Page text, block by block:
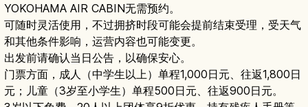
YOKOHAMA AIR CABIN无需预约。
可随时灵活使用，不过拥挤时段可能会提前结束受理，受天气
和其他条件影响，运营内容也可能变更。
出发前请确认当日公告，以确保安心。
门票方面，成人（中学生以上）单程1,000日元、往返1,800日
元；儿童（3岁至小学生）单程500日元、往返900日元。